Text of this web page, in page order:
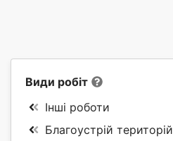
Види робіт
Інші роботи
Благоустрій територій